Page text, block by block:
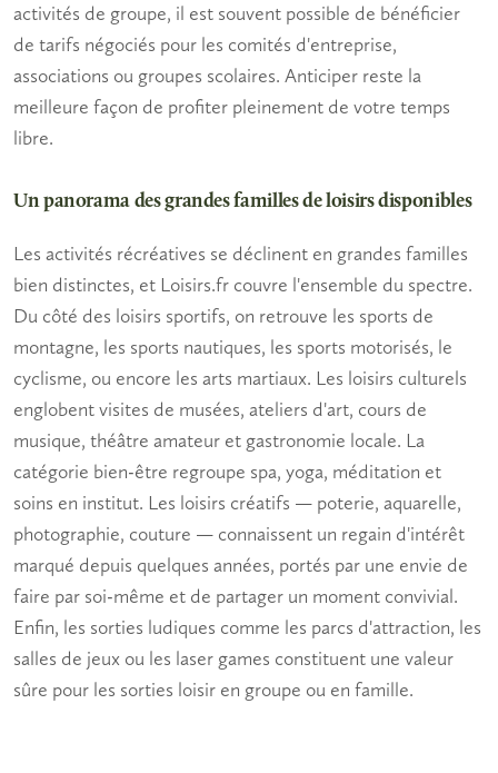
activités de groupe, il est souvent possible de bénéficier
de tarifs négociés pour les comités d'entreprise,
associations ou groupes scolaires. Anticiper reste la
meilleure façon de profiter pleinement de votre temps
libre.
Un panorama des grandes familles de loisirs disponibles
Les activités récréatives se déclinent en grandes familles
bien distinctes, et Loisirs.fr couvre l'ensemble du spectre.
Du côté des loisirs sportifs, on retrouve les sports de
montagne, les sports nautiques, les sports motorisés, le
cyclisme, ou encore les arts martiaux. Les loisirs culturels
englobent visites de musées, ateliers d'art, cours de
musique, théâtre amateur et gastronomie locale. La
catégorie bien-être regroupe spa, yoga, méditation et
soins en institut. Les loisirs créatifs — poterie, aquarelle,
photographie, couture — connaissent un regain d'intérêt
marqué depuis quelques années, portés par une envie de
faire par soi-même et de partager un moment convivial.
Enfin, les sorties ludiques comme les parcs d'attraction, les
salles de jeux ou les laser games constituent une valeur
sûre pour les sorties loisir en groupe ou en famille.